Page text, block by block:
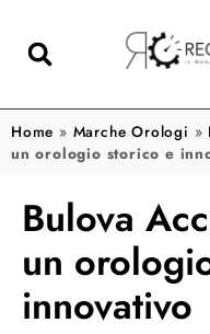
Home » Marche Orologi »
un orologio storico e
Bulova
un
innovativo